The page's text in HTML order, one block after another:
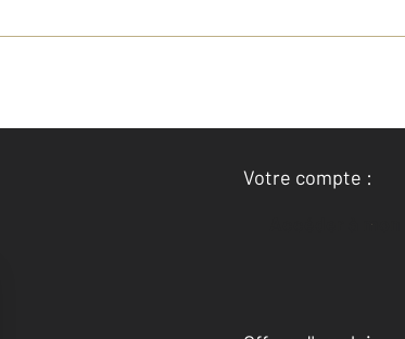
Votre compte :
Accéder à